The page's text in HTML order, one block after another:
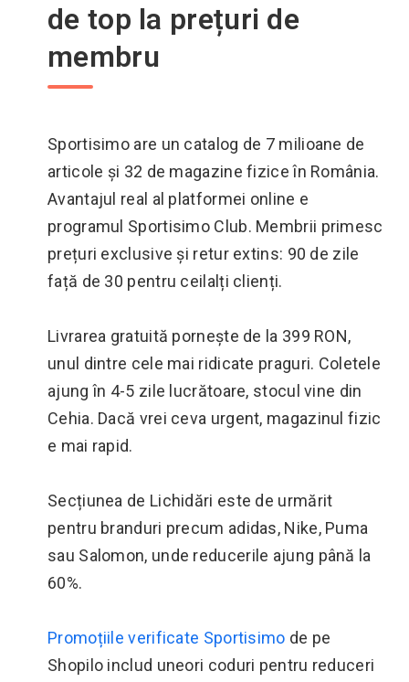
de top la prețuri de
membru
Sportisimo are un catalog de 7 milioane de
articole și 32 de magazine fizice în România.
Avantajul real al platformei online e
programul Sportisimo Club. Membrii primesc
prețuri exclusive și retur extins: 90 de zile
față de 30 pentru ceilalți clienți.
Livrarea gratuită pornește de la 399 RON,
unul dintre cele mai ridicate praguri. Coletele
ajung în 4-5 zile lucrătoare, stocul vine din
Cehia. Dacă vrei ceva urgent, magazinul fizic
e mai rapid.
Secțiunea de Lichidări este de urmărit
pentru branduri precum adidas, Nike, Puma
sau Salomon, unde reducerile ajung până la
60%.
Promoțiile verificate Sportisimo de pe
Shopilo includ uneori coduri pentru reduceri